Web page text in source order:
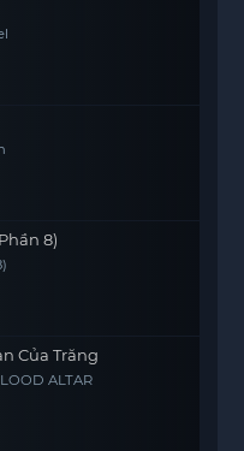
chúng ta về tầm
hỗ trợ lẫn nhau
những người trẻ
thử thách khó
8)
Của Trăng
ALTAR